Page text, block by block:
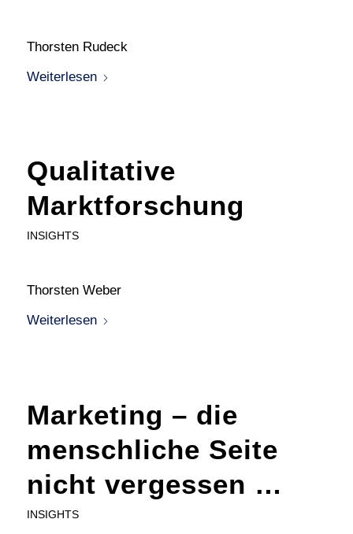
Thorsten Rudeck
Weiterlesen
Qualitative
Marktforschung
INSIGHTS
Thorsten Weber
Weiterlesen
Marketing – die
menschliche Seite
nicht vergessen …
INSIGHTS